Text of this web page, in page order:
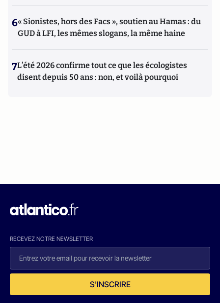
6« Sionistes, hors des Facs », soutien au Hamas : du
GUD à LFI, les mêmes slogans, la même haine
7L’été 2026 confirme tout ce que les écologistes
disent depuis 50 ans : non, et voilà pourquoi
RECEVEZ NOTRE NEWSLETTER
S'INSCRIRE